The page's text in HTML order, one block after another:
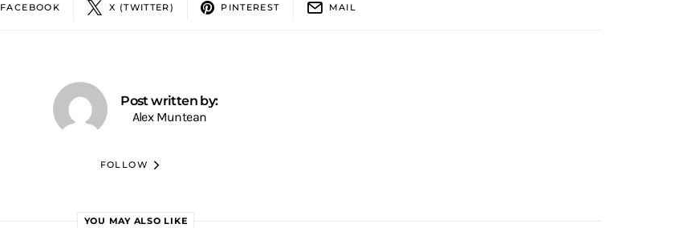
FACEBOOK X (TWITTER) PINTEREST MAIL
Post written by:
Alex Muntean
FOLLOW
YOU MAY ALSO LIKE